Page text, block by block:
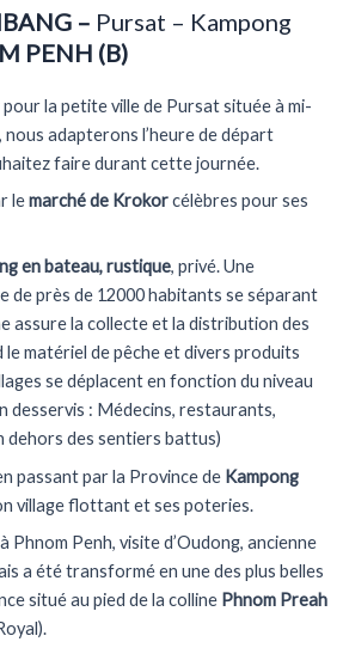
– Pursat – Kampong
PENH (B)
la petite ville de Pursat située à mi-
nous adapterons l’heure de départ
faire durant cette journée.
lemarché de Krokorcélèbres pour ses
en bateau, rustique, privé. Une
près de 12000 habitants se séparant
assure la collecte et la distribution des
le matériel de pêche et divers produits
se déplacent en fonction du niveau
desservis : Médecins, restaurants,
dehors des sentiers battus)
passant par la Province de Kampong
village flottant et ses poteries.
Phnom Penh, visite d’Oudong, ancienne
a été transformé en une des plus belles
situé au pied de la colline Phnom Preah